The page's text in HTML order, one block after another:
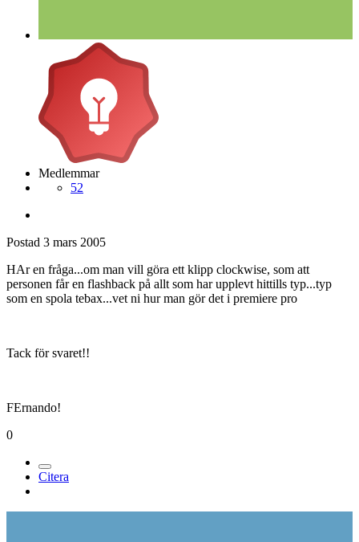
Medlemmar
52
Postad 3 mars 2005
HAr en fråga...om man vill göra ett klipp clockwise, som att
personen får en flashback på allt som har upplevt hittills typ...typ
som en spola tebax...vet ni hur man gör det i premiere pro
Tack för svaret!!
FErnando!
0
Citera